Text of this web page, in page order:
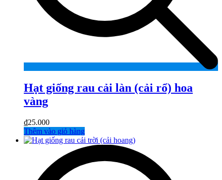
Hạt giống rau cải làn (cải rổ) hoa
vàng
₫25.000
Thêm vào giỏ hàng